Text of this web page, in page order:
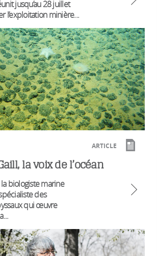
jusqu’au 28 juillet
l’exploitation minière...
ARTICLE
la voix de l’océan
biologiste marine
des
qui œuvre